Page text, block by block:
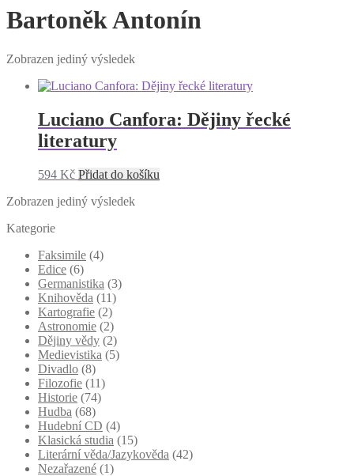
Bartoněk Antonín
Zobrazen jediný výsledek
Luciano Canfora: Dějiny řecké
literatury
594 Kč Přidat do košíku
Zobrazen jediný výsledek
Kategorie
Faksimile (4)
Edice (6)
Germanistika (3)
Knihověda (11)
Kartografie (2)
Astronomie (2)
Dějiny vědy (2)
Medievistika (5)
Divadlo (8)
Filozofie (11)
Historie (74)
Hudba (68)
Hudební CD (4)
Klasická studia (15)
Literární věda/Jazykověda (42)
Nezařazené (1)